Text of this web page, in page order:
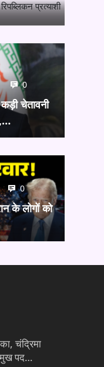
0
चेतावनी
0
के लोगों को
चंद्रिमा
पद…